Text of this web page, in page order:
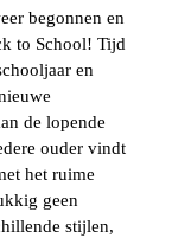
begonnen en
to School! Tijd
en
de lopende
ouder vindt
het ruime
geen
stijlen,